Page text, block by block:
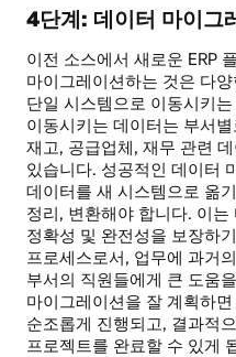
4단계: 데이터 마이그
이전 소스에서 새로운 ERP
마이그레이션하는 것은 다
단일 시스템으로 이동시키
이동시키는 데이터는 부서
재고, 공급업체, 재무 관련
있습니다. 성공적인 데이터
데이터를 새 시스템으로 옮
정리, 변환해야 합니다. 이
정확성 및 완전성을 보장하
프로세스로서, 업무에 과거
부서의 직원들에게 큰 도움
마이그레이션을 잘 계획하
순조롭게 진행되고, 결과적
프로젝트를 완료할 수 있게